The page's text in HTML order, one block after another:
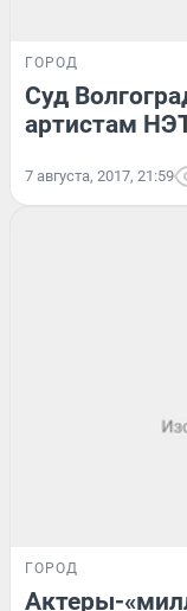
ГОРОД
Суд
артистам
7 августа, 2017, 21:59
ГОРОД
Актеры-